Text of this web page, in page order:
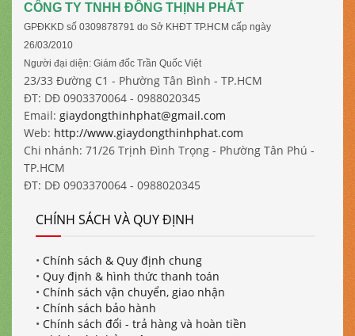
CÔNG TY TNHH ĐÔNG THỊNH PHÁT
GPĐKKD số 0309878791 do Sở KHĐT TP.HCM cấp ngày
26/03/2010
Người đại diện: Giám đốc Trần Quốc Việt
23/33 Đường C1 - Phường Tân Bình - TP.HCM
ĐT: DĐ 0903370064 - 0988020345
Email: giaydongthinhphat@gmail.com
Web: http://www.giaydongthinhphat.com
Chi nhánh: 71/26 Trịnh Đình Trọng - Phường Tân Phú -
TP.HCM
ĐT: DĐ 0903370064 - 0988020345
CHÍNH SÁCH VÀ QUY ĐỊNH
• Chính sách & Quy định chung
• Quy định & hình thức thanh toán
• Chính sách vận chuyển, giao nhận
• Chính sách bảo hành
• Chính sách đổi - trả hàng và hoàn tiền